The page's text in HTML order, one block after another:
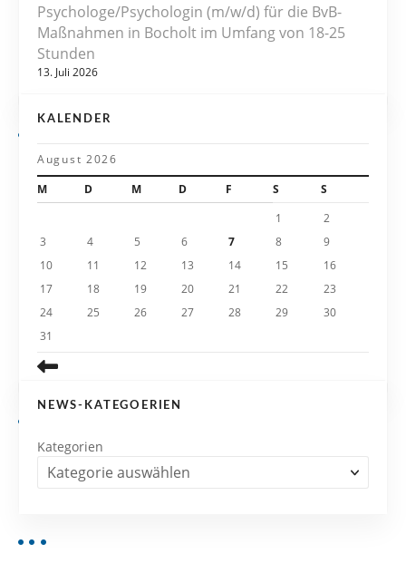
a
Psychologe/Psychologin (m/w/d) für die BvB-
Maßnahmen in Bocholt im Umfang von 18-25
Stunden
13. Juli 2026
KALENDER
August 2026
M
D M D F S
S
1
2
3
4 5 6 7 8
9
10
11 12 13 14 15
16
17
18 19 20 21 22
23
24
25 26 27 28 29
30
31
NEWS-KATEGOERIEN
Kategorien